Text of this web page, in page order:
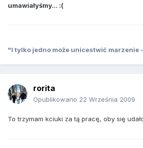
umawiałyśmy... :(
"I tylko jedno może unicestwić marzenie
rorita
Opublikowano 22 Września 2009
To trzymam kciuki za tą pracę, oby się